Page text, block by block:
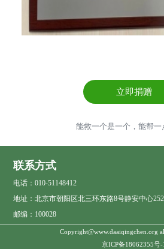
立即捐赠
能救一个是一个，能帮一
联系方式
电话：010-51148412
地址：北京市朝阳区北三环东路8号静安中心
邮编：100028
Copyright@www.daaiqingchen.org
京ICP备18062355号-